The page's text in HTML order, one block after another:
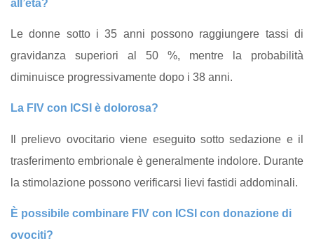
all’età?
Le donne sotto i 35 anni possono raggiungere tassi di
gravidanza superiori al 50 %, mentre la probabilità
diminuisce progressivamente dopo i 38 anni.
La FIV con ICSI è dolorosa?
Il prelievo ovocitario viene eseguito sotto sedazione e il
trasferimento embrionale è generalmente indolore. Durante
la stimolazione possono verificarsi lievi fastidi addominali.
È possibile combinare FIV con ICSI con donazione di
ovociti?